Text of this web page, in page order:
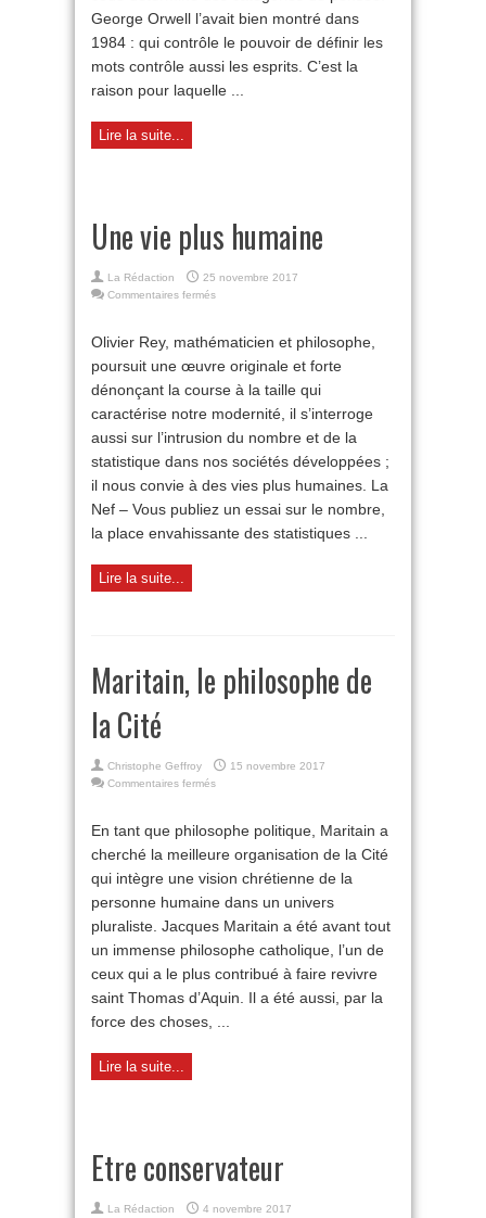
George Orwell l’avait bien montré dans
1984 : qui contrôle le pouvoir de définir les
mots contrôle aussi les esprits. C’est la
raison pour laquelle ...
Lire la suite...
Une vie plus humaine
La Rédaction
25 novembre 2017
Commentaires ferméssur
plus
humaine
Olivier Rey, mathématicien et philosophe,
poursuit une œuvre originale et forte
dénonçant la course à la taille qui
caractérise notre modernité, il s’interroge
aussi sur l’intrusion du nombre et de la
statistique dans nos sociétés développées ;
il nous convie à des vies plus humaines. La
Nef – Vous publiez un essai sur le nombre,
la place envahissante des statistiques ...
Lire la suite...
Maritain, le philosophe de
la Cité
Christophe Geffroy
15 novembre 2017
Commentaires ferméssur
philosophe
de
Cité
En tant que philosophe politique, Maritain a
cherché la meilleure organisation de la Cité
qui intègre une vision chrétienne de la
personne humaine dans un univers
pluraliste. Jacques Maritain a été avant tout
un immense philosophe catholique, l’un de
ceux qui a le plus contribué à faire revivre
saint Thomas d’Aquin. Il a été aussi, par la
force des choses, ...
Lire la suite...
Etre conservateur
La Rédaction
4 novembre 2017